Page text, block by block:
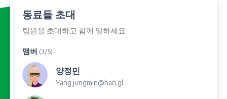
팀원을 초대하고 함께 일하세요
Yangjungmin@han.gl